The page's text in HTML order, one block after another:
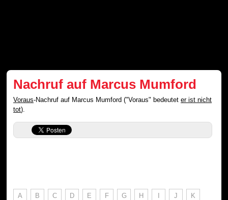
Nachruf auf Marcus Mumford
Voraus-Nachruf auf Marcus Mumford ("Voraus" bedeuteter ist nicht
tot).
A B C D E F G H I J K